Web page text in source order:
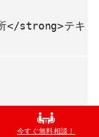
</strong>テキ
今すぐ無料相談！